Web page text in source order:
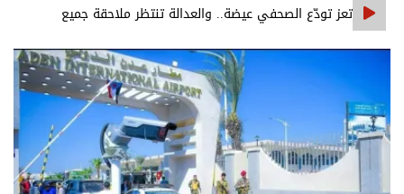
تعز تودّع الصحفي عيضة.. والعدالة تنتظر ملاحقة جميع
المتورطين